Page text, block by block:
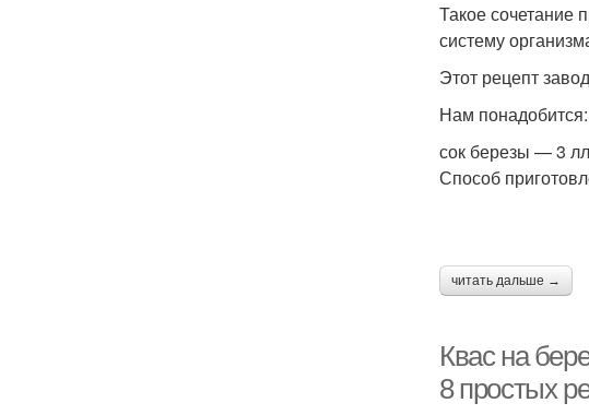
Такое сочетание
систему
Этот рецепт
Нам понадобится:
сок березы — 3
Способ
читать дальше →
Квас на
8 простых